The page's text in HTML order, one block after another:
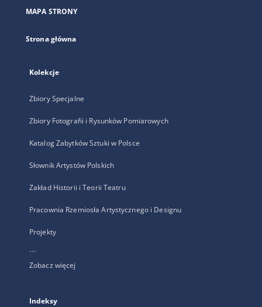
karcie
MAPA STRONY
Strona główna
Kolekcje
Zbiory Specjalne
Zbiory Fotografii i Rysunków Pomiarowych
Katalog Zabytków Sztuki w Polsce
Słownik Artystów Polskich
Zakład Historii i Teorii Teatru
Pracownia Rzemiosła Artystycznego i Designu
Projekty
...
Zobacz więcej
Indeksy